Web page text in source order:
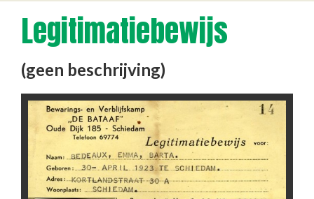
Legitimatiebewijs
(geen beschrijving)